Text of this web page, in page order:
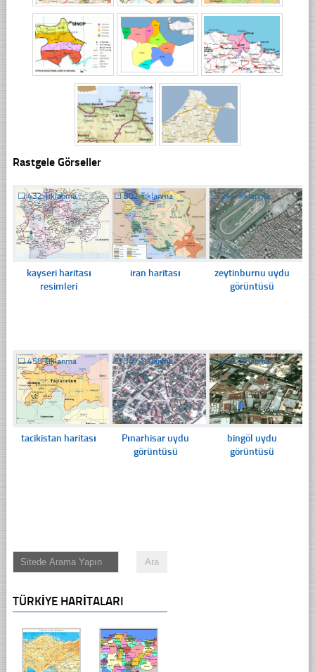
Rastgele Görseller
☐432 Tıklanma
kayseri haritası
resimleri
☐802 Tıklanma
iran haritası
☐244 Tıklanma
zeytinburnu uydu
görüntüsü
☐458 Tıklanma
tacikistan haritası
☐347 Tıklanma
Pınarhisar uydu
görüntüsü
☐450 Tıklanma
bingöl uydu
görüntüsü
TÜRKIYE HARITALARI